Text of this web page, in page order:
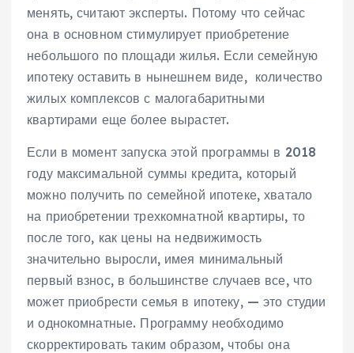
менять, считают эксперты. Потому что сейчас
она в основном стимулирует приобретение
небольшого по площади жилья. Если семейную
ипотеку оставить в нынешнем виде, количество
жилых комплексов с малогабаритными
квартирами еще более вырастет.
Если в момент запуска этой программы в 2018
году максимальной суммы кредита, который
можно получить по семейной ипотеке, хватало
на приобретении трехкомнатной квартиры, то
после того, как цены на недвижимость
значительно выросли, имея минимальный
первый взнос, в большинстве случаев все, что
может приобрести семья в ипотеку, — это студии
и однокомнатные. Программу необходимо
скорректировать таким образом, чтобы она